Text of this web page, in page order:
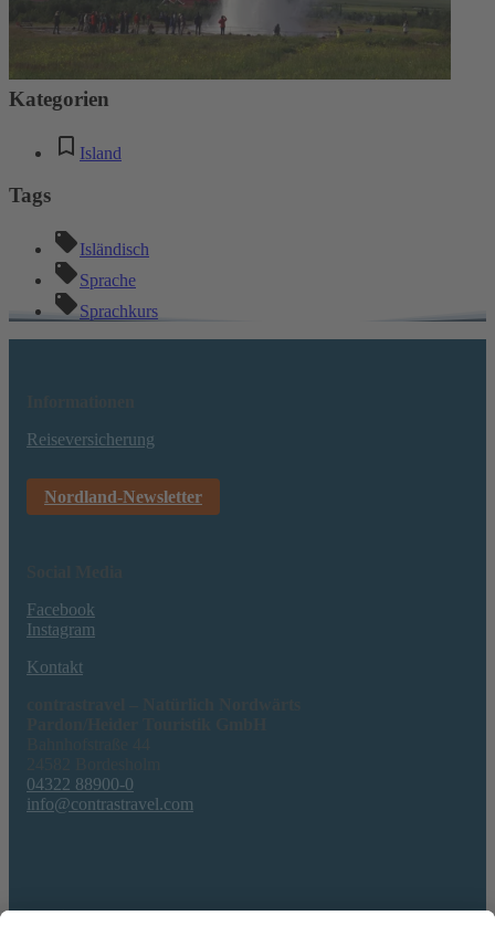
Kommentare
Kategorien
Island
Tags
Isländisch
Sprache
Sprachkurs
Reiseversicherung
Nordland-Newsletter
Facebook
Instagram
Kontakt
04322 88900-0
info@contrastravel.com
Service